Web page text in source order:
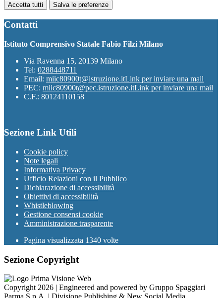
Accetta tutti Salva le preferenze
Contatti
Istituto Comprensivo Statale Fabio Filzi Milano
Via Ravenna 15, 20139 Milano
Tel: 0288448711
Email: miic80900t@istruzione.itLink per inviare una mail
PEC: miic80900t@pec.istruzione.itLink per inviare una mail
C.F.: 80124110158
Sezione Link Utili
Cookie policy
Note legali
Informativa Privacy
Ufficio Relazioni con il Pubblico
Dichiarazione di accessibilità
Obiettivi di accessibilità
Whistleblowing
Gestione consensi cookie
Amministrazione trasparente
Pagina visualizzata 1340 volte
Sezione Copyright
Copyright 2026 | Engineered and powered by Gruppo Spaggiari